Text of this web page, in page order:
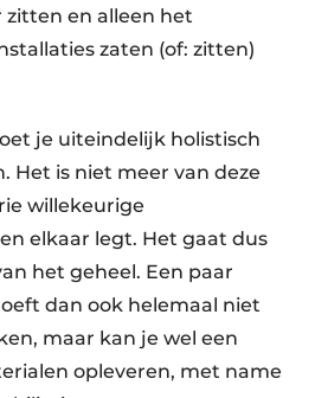
en alleen het
zaten (of: zitten)
je uiteindelijk holistisch
Het is niet meer van deze
willekeurige
elkaar legt. Het gaat dus
het geheel. Een paar
dan ook helemaal niet
maar kan je wel een
opleveren, met name